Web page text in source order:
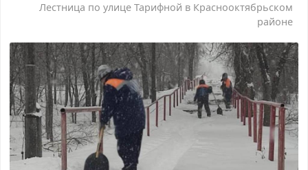
Лестница по улице Тарифной в Краснооктябрьском
районе